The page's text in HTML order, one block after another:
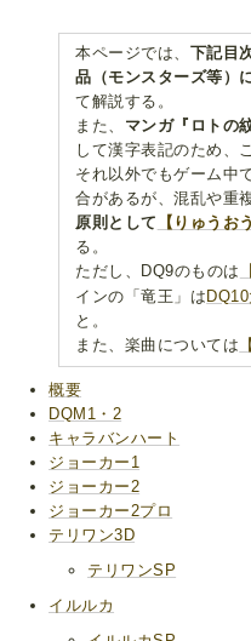
本ページでは、 下記目
品（モンスターズ等）
て解説する。
また、 マンガ『ロトの
して漢字表記のため、
それ以外でもゲーム中
合があるが、混乱や重
原則として
【りゅうお
る。
ただし、DQ9のものは
インの「竜王」は
と。
また、楽曲については
概要
DQM1・2
キャラバンハート
ジョーカー1
ジョーカー2
ジョーカー2プロ
テリワン3D
テリワンSP
イルルカ